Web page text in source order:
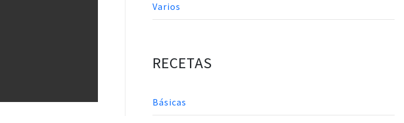
Varios
RECETAS
Básicas